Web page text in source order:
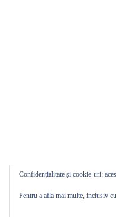
Confidențialitate și cookie-uri:
Pentru a afla mai multe, inclusiv